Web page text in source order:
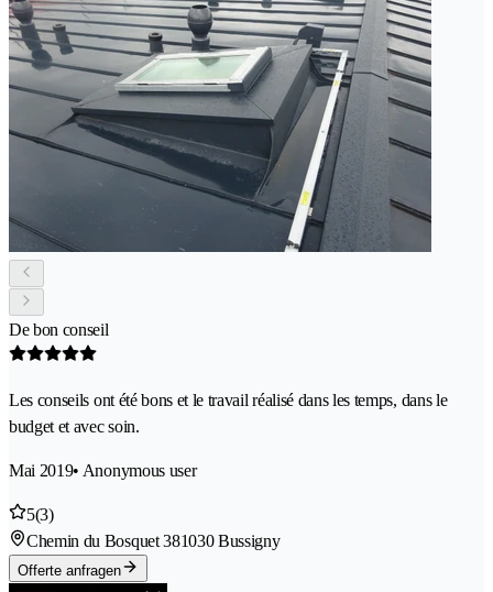
De bon conseil
Les conseils ont été bons et le travail réalisé dans les temps, dans le
budget et avec soin.
Mai 2019• Anonymous user
5(3)
Chemin du Bosquet 381030 Bussigny
Offerte anfragen